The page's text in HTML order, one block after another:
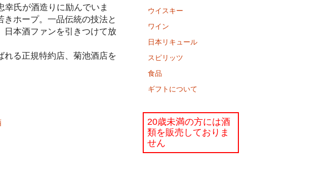
氏が酒造りに励んでいま
ホープ。一品伝統の技法と
日本酒ファンを引きつけて放
れる正規特約店、菊池酒店を
ウイスキー
ワイン
日本リキュール
スピリッツ
食品
ギフトについて
20歳未満の方には酒
類を販売しておりま
せん